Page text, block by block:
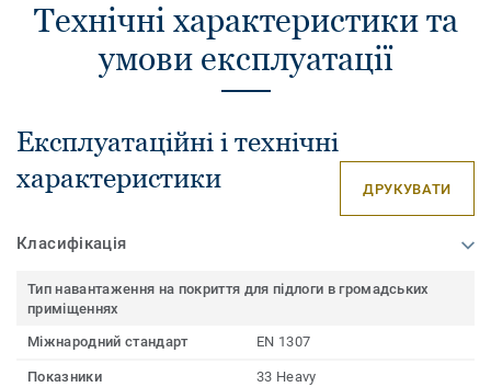
Технічні характеристики та
умови експлуатації
Експлуатаційні і технічні
характеристики
ДРУКУВАТИ
Класифікація
Тип навантаження на покриття для підлоги в громадських
приміщеннях
Міжнародний стандарт
EN 1307
Показники 33 Heavy